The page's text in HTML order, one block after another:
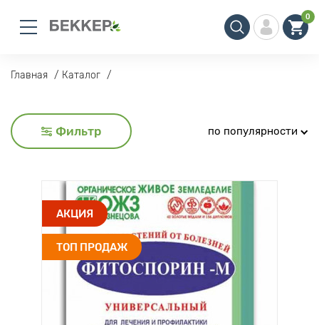
0
Главная Каталог
Фильтр по популярности
АКЦИЯ
ТОП ПРОДАЖ